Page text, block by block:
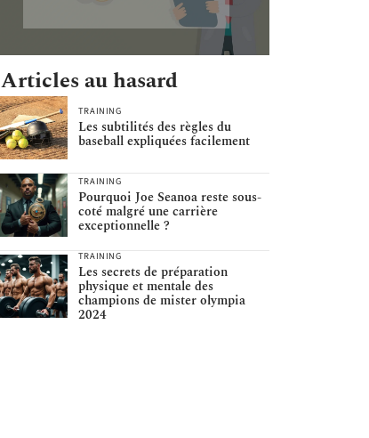
Articles au hasard
TRAINING
Les subtilités des règles du
baseball expliquées facilement
TRAINING
Pourquoi Joe Seanoa reste sous-
coté malgré une carrière
exceptionnelle ?
TRAINING
Les secrets de préparation
physique et mentale des
champions de mister olympia
2024